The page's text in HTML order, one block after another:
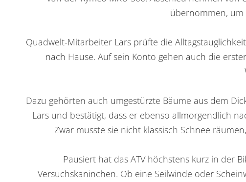
übernommen, um
Quadwelt-Mitarbeiter Lars prüfte die
nach Hause. Auf sein Konto gehen auch die
Dazu gehörten auch umgestürzte Bäume aus dem
Lars und bestätigt, dass er ebenso allmorgendlich
Zwar musste sie nicht klassisch Schnee
Pausiert hat das ATV höchstens kurz in der
Versuchskaninchen. Ob eine Seilwinde oder